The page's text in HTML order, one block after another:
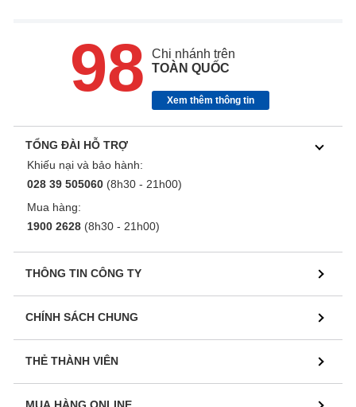
98
Chi nhánh trên
TOÀN QUỐC
Xem thêm thông tin
TỔNG ĐÀI HỖ TRỢ
Khiếu nại và bảo hành:
028 39 505060 (8h30 - 21h00)
Mua hàng:
1900 2628 (8h30 - 21h00)
THÔNG TIN CÔNG TY
CHÍNH SÁCH CHUNG
THẺ THÀNH VIÊN